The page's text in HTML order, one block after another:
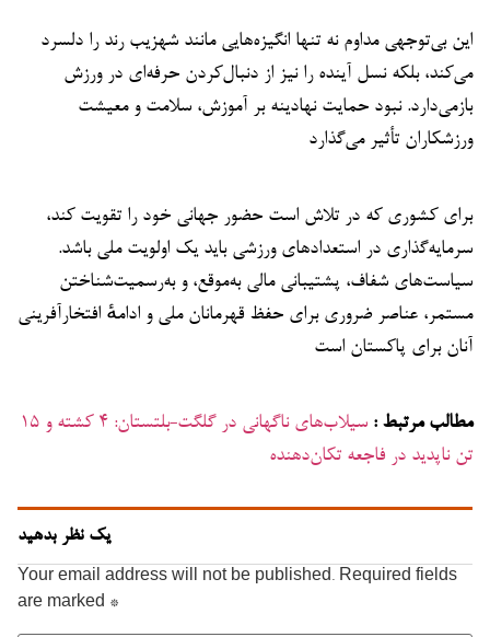
این بی‌توجهی مداوم نه تنها انگیزه‌هایی مانند شهزیب رند را دلسرد
می‌کند، بلکه نسل آینده را نیز از دنبال‌کردن حرفه‌ای در ورزش
بازمی‌دارد. نبود حمایت نهادینه بر آموزش، سلامت و معیشت
ورزشکاران تأثیر می‌گذارد
برای کشوری که در تلاش است حضور جهانی خود را تقویت کند،
سرمایه‌گذاری در استعدادهای ورزشی باید یک اولویت ملی باشد.
سیاست‌های شفاف، پشتیبانی مالی به‌موقع، و به‌رسمیت‌شناختن
مستمر، عناصر ضروری برای حفظ قهرمانان ملی و ادامهٔ افتخارآفرینی
آنان برای پاکستان است
مطالب مرتبط :
سیلاب‌های ناگهانی در گلگت-بلتستان: ۴ کشته و ۱۵
تن ناپدید در فاجعه‌ تکان‌دهنده
یک نظر بدهید
Your email address will not be published. Required fields
are marked *